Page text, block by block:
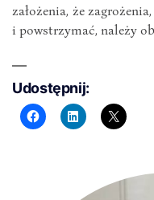
założenia, że
i powstrzymać, należy
Udostępnij: